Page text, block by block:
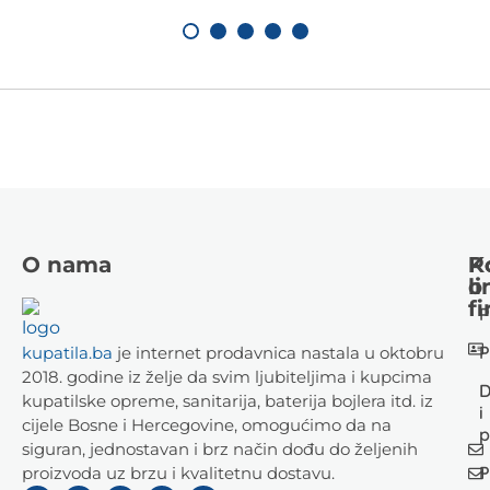
O nama
kupatila.ba je internet prodavnica nastala u oktobru
2018. godine iz želje da svim ljubiteljima i kupcima
kupatilske opreme, sanitarija, baterija bojlera itd. iz
cijele Bosne i Hercegovine, omogućimo da na
siguran, jednostavan i brz način dođu do željenih
proizvoda uz brzu i kvalitetnu dostavu.
i
o